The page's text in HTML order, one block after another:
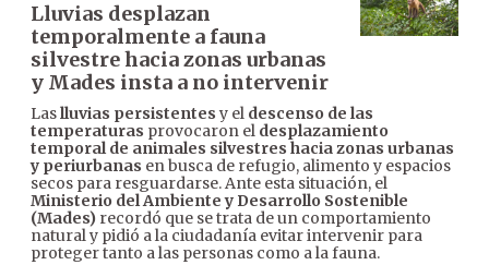
Lluvias desplazan
temporalmente a fauna
silvestre hacia zonas urbanas
y Mades insta a no intervenir
Laslluvias persistentes y el descenso de las
temperaturas provocaron el desplazamiento
temporal de animales silvestres hacia zonas urbanas
y periurbanas en busca de refugio, alimento y espacios
secos para resguardarse. Ante esta situación, el
Ministerio del Ambiente y Desarrollo Sostenible
(Mades) recordó que se trata de un comportamiento
natural y pidió a la ciudadanía evitar intervenir para
proteger tanto a las personas como a la fauna.